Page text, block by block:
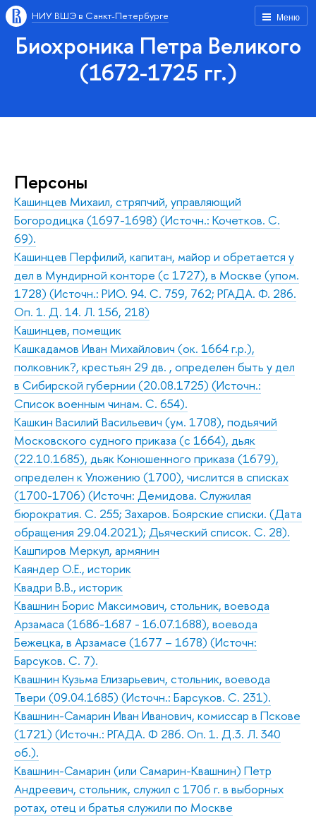
Меню
НИУ ВШЭ в Санкт-Петербурге
Биохроника Петра Великого
(1672-1725 гг.)
Персоны
Кашинцев Михаил, стряпчий, управляющий
Богородицка (1697-1698) (Источн.: Кочетков. С.
69).
Кашинцев Перфилий, капитан, майор и обретается у
дел в Мундирной конторе (с 1727), в Москве (упом.
1728) (Источн.: РИО. 94. С. 759, 762; РГАДА. Ф. 286.
Оп. 1. Д. 14. Л. 156, 218)
Кашинцев, помещик
Кашкадамов Иван Михайлович (ок. 1664 г.р.),
полковник?, крестьян 29 дв. , определен быть у дел
в Сибирской губернии (20.08.1725) (Источн.:
Список военным чинам. С. 654).
Кашкин Василий Васильевич (ум. 1708), подьячий
Московского судного приказа (с 1664), дьяк
(22.10.1685), дьяк Конюшенного приказа (1679),
определен к Уложению (1700), числится в списках
(1700-1706) (Источн: Демидова. Служилая
бюрократия. С. 255; Захаров. Боярские списки. (Дата
обращения 29.04.2021); Дьяческий список. С. 28).
Кашпиров Меркул, армянин
Каяндер О.Е., историк
Квадри В.В., историк
Квашнин Борис Максимович, стольник, воевода
Арзамаса (1686-1687 - 16.07.1688), воевода
Бежецка, в Арзамасе (1677 – 1678) (Источн:
Барсуков. С. 7).
Квашнин Кузьма Елизарьевич, стольник, воевода
Твери (09.04.1685) (Источн.: Барсуков. С. 231).
Квашнин-Самарин Иван Иванович, комиссар в Пскове
(1721) (Источн.: РГАДА. Ф 286. Оп. 1. Д.3. Л. 340
об.).
Квашнин-Самарин (или Самарин-Квашнин) Петр
Андреевич, стольник, служил с 1706 г. в выборных
ротах, отец и братья служили по Москве